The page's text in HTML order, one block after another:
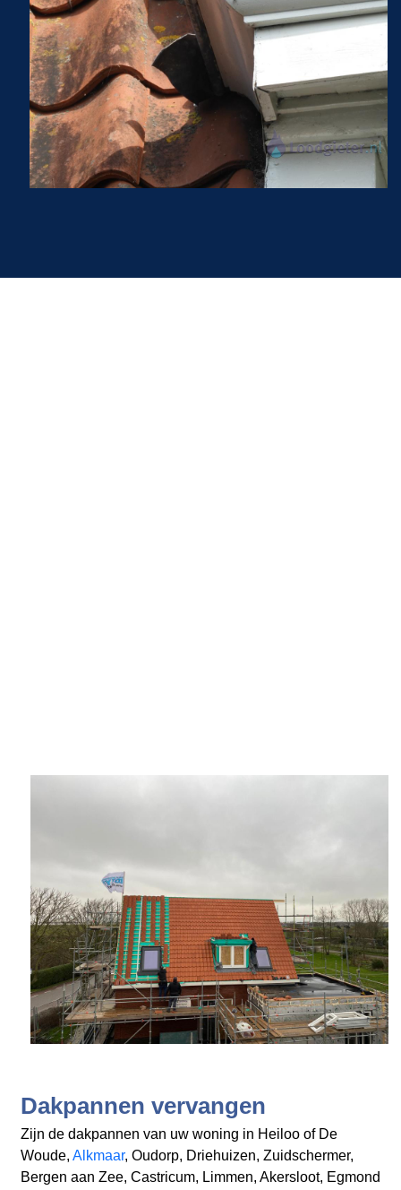
Dakpannen vervangen
Zijn de dakpannen van uw woning in Heiloo of De
Woude, Alkmaar, Oudorp, Driehuizen, Zuidschermer,
Bergen aan Zee, Castricum, Limmen, Akersloot, Egmond